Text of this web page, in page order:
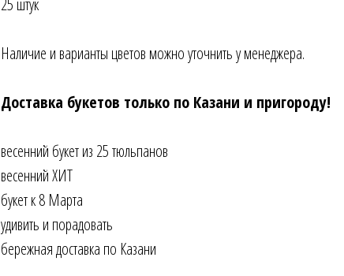
Наличие и варианты цветов можно уточнить у менеджера.
Доставка букетов только по Казани и пригороду!
весенний букет из 25 тюльпанов
весенний ХИТ
букет к 8 Марта
удивить и порадовать
бережная доставка по Казани